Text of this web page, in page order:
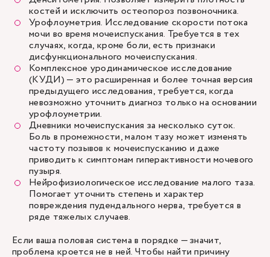
костей и исключить остеопороз позвоночника.
Урофлоуметрия. Исследование скорости потока
мочи во время мочеиспускания. Требуется в тех
случаях, когда, кроме боли, есть признаки
дисфункционального мочеиспускания.
Комплексное уродинамическое исследование
(КУДИ) — это расширенная и более точная версия
предыдущего исследования, требуется, когда
невозможно уточнить диагноз только на основании
урофлоуметрии.
Дневники мочеиспускания за несколько суток.
Боль в промежности, малом тазу может изменять
частоту позывов к мочеиспусканию и даже
приводить к симптомам гиперактивности мочевого
пузыря.
Нейрофизиологическое исследование малого таза.
Помогает уточнить степень и характер
повреждения пудендального нерва, требуется в
ряде тяжелых случаев.
Если ваша половая система в порядке — значит,
проблема кроется не в ней. Чтобы найти причину